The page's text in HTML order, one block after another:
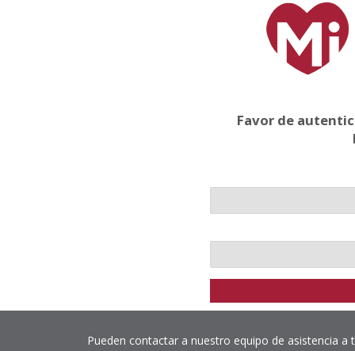
Favor de
Pueden contactar a nuestro equipo de asistencia